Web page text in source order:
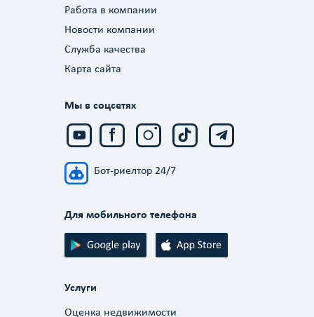
Работа в компании
Новости компании
Служба качества
Карта сайта
Мы в соцсетях
Бот-риелтор 24/7
Для мобильного телефона
Услуги
Оценка недвижимости